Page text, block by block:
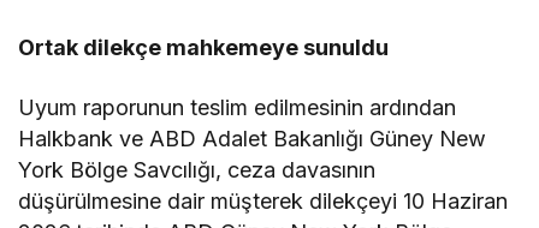
distribütörü oldu
Ortak dilekçe mahkemeye sunuldu
Uyum raporunun teslim edilmesinin ardından
Halkbank ve ABD Adalet Bakanlığı Güney New
York Bölge Savcılığı, ceza davasının
düşürülmesine dair müşterek dilekçeyi 10 Haziran